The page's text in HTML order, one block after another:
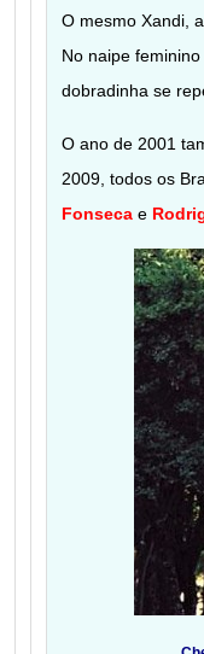
O mesmo Xandi,
No naipe
dobradinha se
O ano de 2001
2009, todos os
Fonseca e